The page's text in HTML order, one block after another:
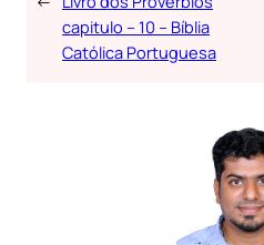
capitulo – 10 – Bíblia
Católica Portuguesa